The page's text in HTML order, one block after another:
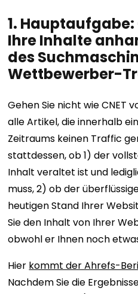
1.
Ihre Inhalte
des
Wettbewerber-
Gehen Sie nicht wie CNET
alle Artikel, die innerhalb
Zeitraums keinen Traffic
stattdessen, ob 1) der
Inhalt veraltet ist und
muss, 2) ob der
heutigen Stand Ihrer
Sie den Inhalt von Ihrer
obwohl er Ihnen noch
Hier kommt der Ahrefs-
Nachdem Sie die